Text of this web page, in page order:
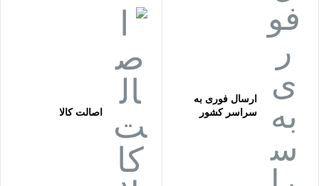
ارسال فوری به
سراسر کشور
اصالت کالا